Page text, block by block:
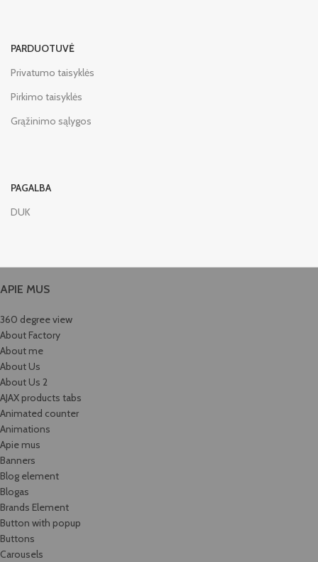
PARDUOTUVĖ
Privatumo taisyklės
Pirkimo taisyklės
Grąžinimo sąlygos
PAGALBA
DUK
APIE MUS
360 degree view
About Factory
About me
About Us
About Us 2
AJAX products tabs
Animated counter
Animations
Apie mus
Banners
Blog element
Blogas
Brands Element
Button with popup
Buttons
Carousels